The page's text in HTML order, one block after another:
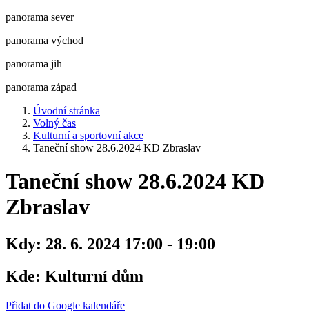
panorama sever
panorama východ
panorama jih
panorama západ
Úvodní stránka
Volný čas
Kulturní a sportovní akce
Taneční show 28.6.2024 KD Zbraslav
Taneční show 28.6.2024 KD
Zbraslav
Kdy: 28. 6. 2024 17:00 - 19:00
Kde: Kulturní dům
Přidat do Google kalendáře